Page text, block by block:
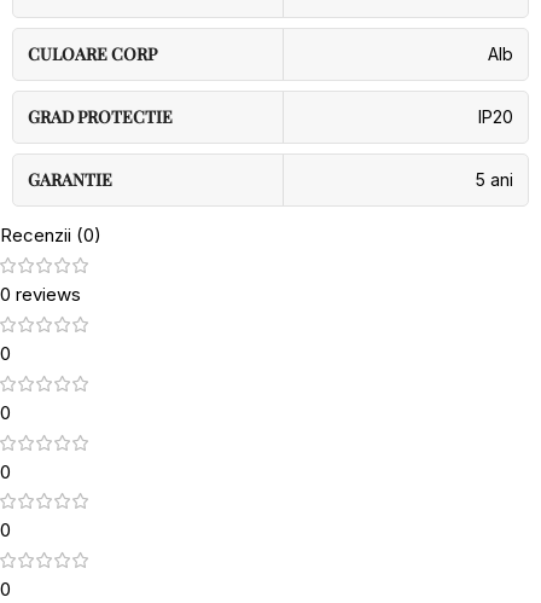
CULOARE CORP Alb
GRAD PROTECTIE IP20
GARANTIE 5 ani
Recenzii (0)
0 reviews
0
0
0
0
0